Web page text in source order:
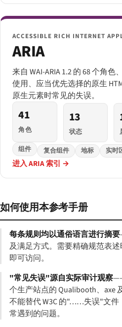
ACCESSIBLE RICH INTERNET
ARIA
来自 WAI-ARIA 1.2 的 68 个角
使用、应当优先选择的原生
原生元素时常见的失误。
41
角色
13
状态
组件
复合组件 地标 实时
进入 ARIA 索引 →
如何使用本参考手册
每条规则均以通俗语言进行摘要
及满足方式。需要精确规范表
即可访问。
"常见失误"源自实际审计观察
个生产站点的 Qualibooth、axe
不能替代 W3C 的"……失误"文件
常遇到的问题。